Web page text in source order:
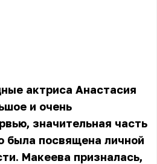
актриса Анастасия
и очень
значительная часть
была посвящена личной
Макеева призналась,